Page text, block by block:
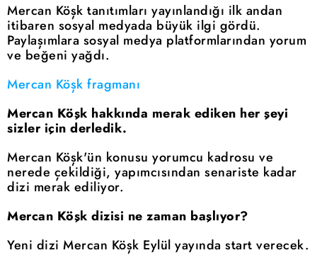
Mercan Köşk tanıtımları yayınlandığı ilk andan
itibaren sosyal medyada büyük ilgi gördü.
Paylaşımlara sosyal medya platformlarından yorum
ve beğeni yağdı.
Mercan Köşk fragmanı
Mercan Köşk hakkında merak ediken her şeyi
sizler için derledik.
Mercan Köşk'ün konusu yorumcu kadrosu ve
nerede çekildiği, yapımcısından senariste kadar
dizi merak ediliyor.
Mercan Köşk dizisi ne zaman başlıyor?
Yeni dizi Mercan Köşk Eylül yayında start verecek.